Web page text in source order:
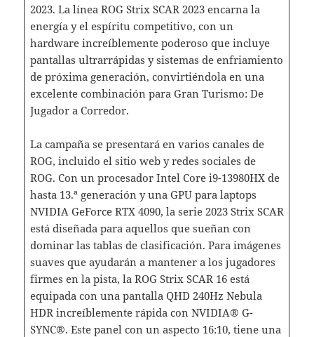
2023. La línea ROG Strix SCAR 2023 encarna la
energía y el espíritu competitivo, con un
hardware increíblemente poderoso que incluye
pantallas ultrarrápidas y sistemas de enfriamiento
de próxima generación, convirtiéndola en una
excelente combinación para Gran Turismo: De
Jugador a Corredor.
La campaña se presentará en varios canales de
ROG, incluido el sitio web y redes sociales de
ROG. Con un procesador Intel Core i9-13980HX de
hasta 13.ª generación y una GPU para laptops
NVIDIA GeForce RTX 4090, la serie 2023 Strix SCAR
está diseñada para aquellos que sueñan con
dominar las tablas de clasificación. Para imágenes
suaves que ayudarán a mantener a los jugadores
firmes en la pista, la ROG Strix SCAR 16 está
equipada con una pantalla QHD 240Hz Nebula
HDR increíblemente rápida con NVIDIA® G-
SYNC®. Este panel con un aspecto 16:10, tiene una